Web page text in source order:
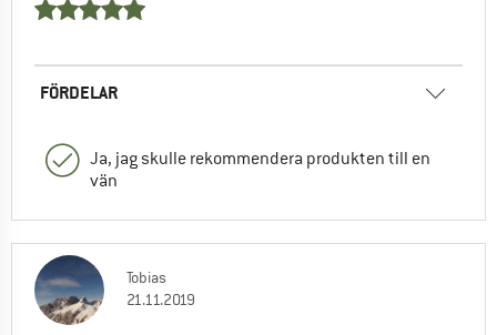
FÖRDELAR
Ja, jag skulle rekommendera produkten till en
vän
Tobias
21.11.2019